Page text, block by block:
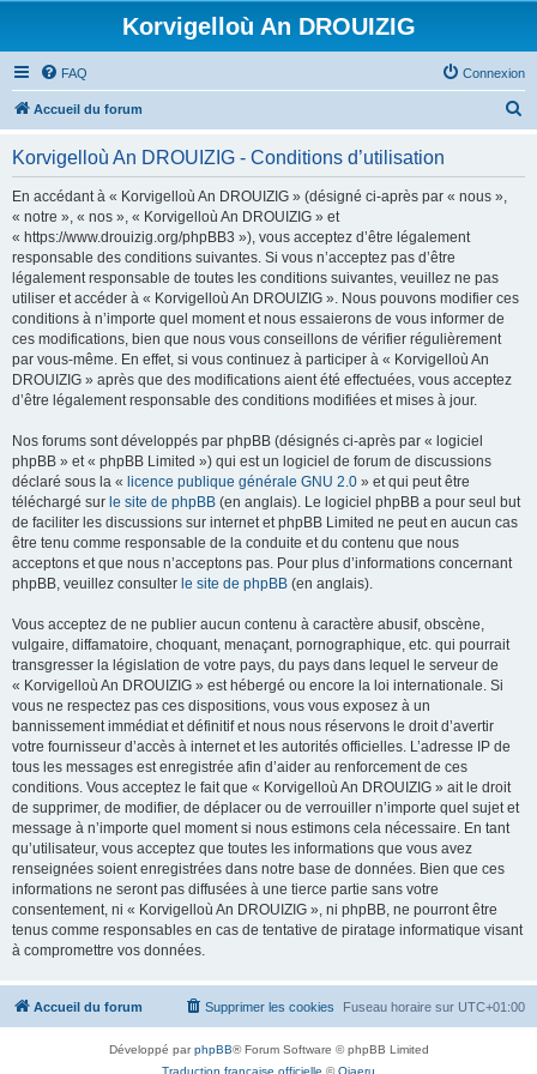
Korvigelloù An DROUIZIG
FAQ Connexion
Accueil du forum
Korvigelloù An DROUIZIG - Conditions d’utilisation
En accédant à « Korvigelloù An DROUIZIG » (désigné ci-après par « nous »,
« notre », « nos », « Korvigelloù An DROUIZIG » et
« https://www.drouizig.org/phpBB3 »), vous acceptez d’être légalement
responsable des conditions suivantes. Si vous n’acceptez pas d’être
légalement responsable de toutes les conditions suivantes, veuillez ne pas
utiliser et accéder à « Korvigelloù An DROUIZIG ». Nous pouvons modifier ces
conditions à n’importe quel moment et nous essaierons de vous informer de
ces modifications, bien que nous vous conseillons de vérifier régulièrement
par vous-même. En effet, si vous continuez à participer à « Korvigelloù An
DROUIZIG » après que des modifications aient été effectuées, vous acceptez
d’être légalement responsable des conditions modifiées et mises à jour.
Nos forums sont développés par phpBB (désignés ci-après par « logiciel
phpBB » et « phpBB Limited ») qui est un logiciel de forum de discussions
déclaré sous la « licence publique générale GNU 2.0 » et qui peut être
téléchargé sur le site de phpBB (en anglais). Le logiciel phpBB a pour seul but
de faciliter les discussions sur internet et phpBB Limited ne peut en aucun cas
être tenu comme responsable de la conduite et du contenu que nous
acceptons et que nous n’acceptons pas. Pour plus d’informations concernant
phpBB, veuillez consulter le site de phpBB (en anglais).
Vous acceptez de ne publier aucun contenu à caractère abusif, obscène,
vulgaire, diffamatoire, choquant, menaçant, pornographique, etc. qui pourrait
transgresser la législation de votre pays, du pays dans lequel le serveur de
« Korvigelloù An DROUIZIG » est hébergé ou encore la loi internationale. Si
vous ne respectez pas ces dispositions, vous vous exposez à un
bannissement immédiat et définitif et nous nous réservons le droit d’avertir
votre fournisseur d’accès à internet et les autorités officielles. L’adresse IP de
tous les messages est enregistrée afin d’aider au renforcement de ces
conditions. Vous acceptez le fait que « Korvigelloù An DROUIZIG » ait le droit
de supprimer, de modifier, de déplacer ou de verrouiller n’importe quel sujet et
message à n’importe quel moment si nous estimons cela nécessaire. En tant
qu’utilisateur, vous acceptez que toutes les informations que vous avez
renseignées soient enregistrées dans notre base de données. Bien que ces
informations ne seront pas diffusées à une tierce partie sans votre
consentement, ni « Korvigelloù An DROUIZIG », ni phpBB, ne pourront être
tenus comme responsables en cas de tentative de piratage informatique visant
à compromettre vos données.
Accueil du forum Fuseau horaire sur UTC+01:00
Supprimer les cookies
Développé parphpBB® Forum Software © phpBB Limited
Traduction française officielle ©Qiaeru